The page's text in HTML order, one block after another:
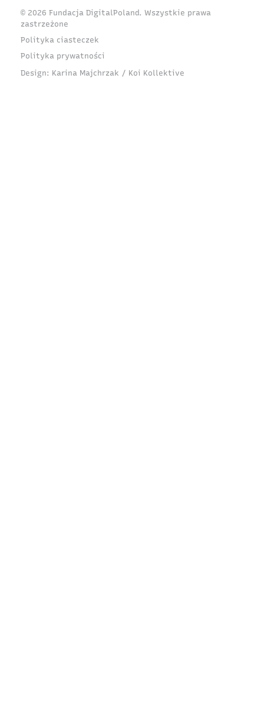
© 2026 Fundacja DigitalPoland. Wszystkie prawa
zastrzeżone
Polityka ciasteczek
Polityka prywatności
Design: Karina Majchrzak / Koi Kollektive